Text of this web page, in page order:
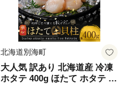
北海道別海町
大人気 訳あり 北海道産 冷凍
ホタテ 400g ほたて ホタテ 帆